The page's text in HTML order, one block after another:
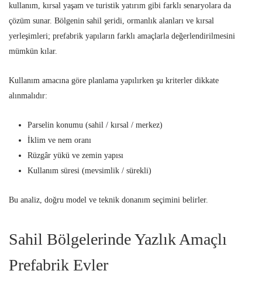
kullanım, kırsal yaşam ve turistik yatırım gibi farklı senaryolara da
çözüm sunar. Bölgenin sahil şeridi, ormanlık alanları ve kırsal
yerleşimleri; prefabrik yapıların farklı amaçlarla değerlendirilmesini
mümkün kılar.
Kullanım amacına göre planlama yapılırken şu kriterler dikkate
alınmalıdır:
Parselin konumu (sahil / kırsal / merkez)
İklim ve nem oranı
Rüzgâr yükü ve zemin yapısı
Kullanım süresi (mevsimlik / sürekli)
Bu analiz, doğru model ve teknik donanım seçimini belirler.
Sahil Bölgelerinde Yazlık Amaçlı
Prefabrik Evler